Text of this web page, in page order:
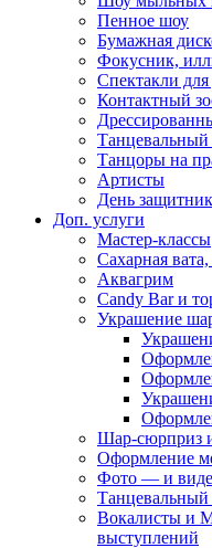
Пенное шоу
Бумажная
Фокусник,
Спектакли для
Контактный
Танцевальный
Танцоры на
Артисты
День
Доп. услуги
Мастер-классы
Сахарная
Аквагрим
Candy Bar и
Украшение
Шар-сюрприз
Оформление
Фото — и
Танцевальный
Вокалисты и
выступлений